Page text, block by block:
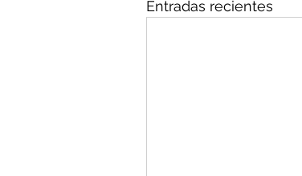
Entradas recientes